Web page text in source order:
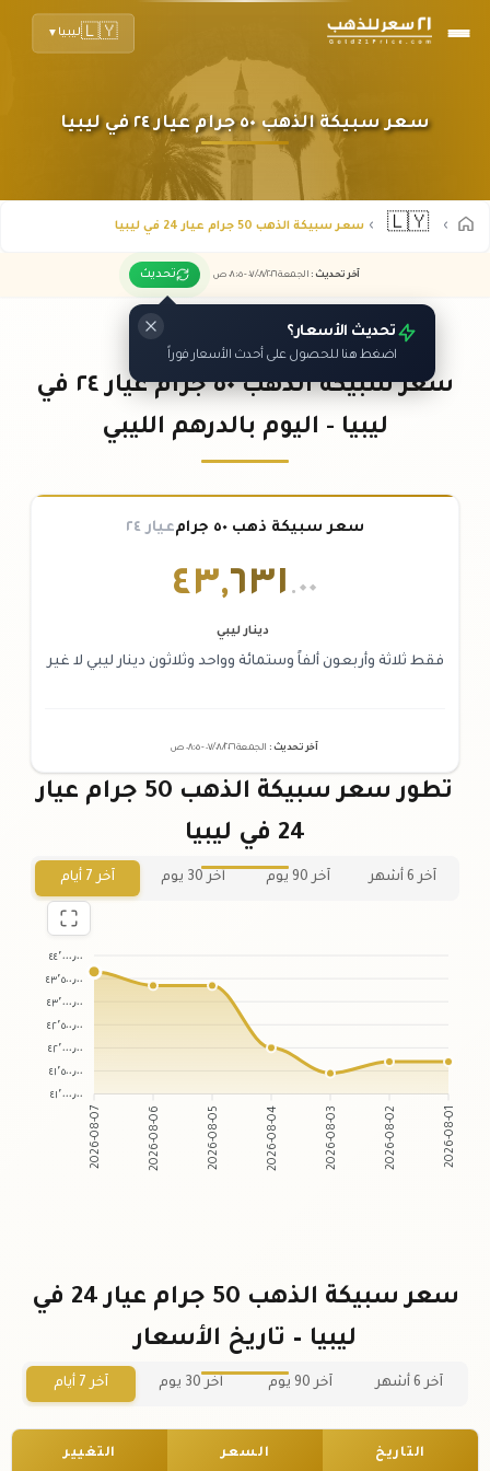
🇱🇾ليبيا ▼
سعر سبيكة الذهب ٥٠ جرام عيار ٢٤ في ليبيا
🇱🇾 سعر سبيكة الذهب 50 جرام عيار 24 في ليبيا
آخر تحديث : الجمعة ٠٧ /٠٨/٢٠٢٦ - ٠٨:٠٥ ص تحديث
تحديث الأسعار؟
اضغط هنا للحصول على أحدث الأسعار فوراً
سعر سبيكة الذهب ٥٠ جرام عيار ٢٤ في
ليبيا - اليوم بالدرهم الليبي
سعر سبيكة ذهب ٥٠ جرام عيار ٢٤
٤٣,٦٣١ .٠٠
دينار ليبي
فقط ثلاثة وأربعون ألفاً وستمائة وواحد وثلاثون دينار ليبي لا غير
آخر تحديث : الجمعة ٠٧ /٠٨/٢٠٢٦ - ٠٨:٠٥ ص
تطور سعر سبيكة الذهب 50 جرام عيار
24 في ليبيا
آخر 6 أشهر آخر 90 يوم آخر 30 يوم آخر 7 أيام
٤٤٬٠٠٠٫٠٠
٤٣٬٥٠٠٫٠٠
٤٣٬٠٠٠٫٠٠
٤٢٬٥٠٠٫٠٠
٤٢٬٠٠٠٫٠٠
٤١٬٥٠٠٫٠٠
٤١٬٠٠٠٫٠٠
2026-08-07 2026-08-06 2026-08-05 2026-08-04 2026-08-03 2026-08-02 2026-08-01
سعر سبيكة الذهب 50 جرام عيار 24 في
ليبيا – تاريخ الأسعار
آخر 6 أشهر آخر 90 يوم آخر 30 يوم آخر 7 أيام
التاريخ السعر التغيير